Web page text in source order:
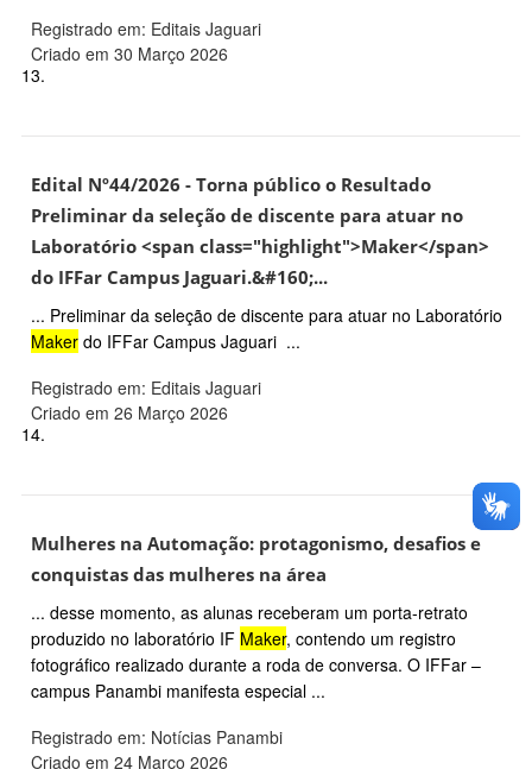
Registrado em: Editais Jaguari
Criado em 30 Março 2026
13.
Edital Nº44/2026 - Torna público o Resultado
Preliminar da seleção de discente para atuar no
Laboratório <span class="highlight">Maker</span>
do IFFar Campus Jaguari.&#160;...
... Preliminar da seleção de discente para atuar no Laboratório
Maker do IFFar Campus Jaguari ...
Registrado em: Editais Jaguari
Criado em 26 Março 2026
14.
Mulheres na Automação: protagonismo, desafios e
conquistas das mulheres na área
... desse momento, as alunas receberam um porta-retrato
produzido no laboratório IF Maker, contendo um registro
fotográfico realizado durante a roda de conversa. O IFFar –
campus Panambi manifesta especial ...
Registrado em: Notícias Panambi
Criado em 24 Março 2026